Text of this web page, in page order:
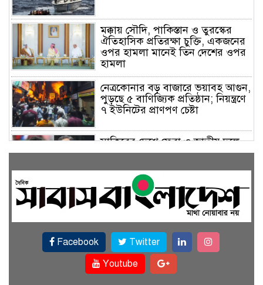
মক্কায় সৌদি, পাকিস্তান ও তুরস্কের
ঐতিহাসিক প্রতিরক্ষা চুক্তি, একজনের
ওপর হামলা মানেই তিন দেশের ওপর
হামলা
নেত্রকোনার বড় বাজারে ভয়াবহ আগুন,
পুড়ছে ৫ বাণিজ্যিক প্রতিষ্ঠান; নিয়ন্ত্রণে
৭ ইউনিটের প্রাণপণ চেষ্টা
সাকিবের দেশে ফেরা ও জাতীয় দলে
ফেরার সম্ভাবনা নেই, ইঙ্গিত ক্রীড়া
ফেসবুকে যুক্ত হলো বিকাশ, সহজ
হলো ডিজিটাল পেমেন্ট
বৃষ্টি উপেক্ষা করে ‘জুলাই গণঅভ্যুত্থান
স্মৃতি জাদুঘরে’ দর্শনার্থীদের ঢল
Facebook
Twitter
Youtube